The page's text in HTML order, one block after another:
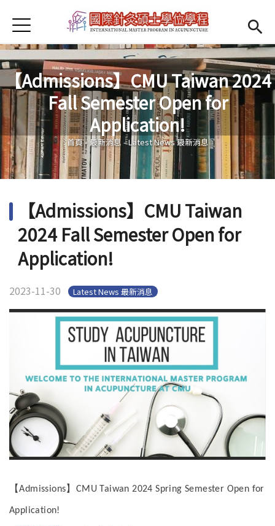
首頁
Open submenu (About us)
About us
News
Open submenu (Faculty)
Faculty
Open submenu (Student Information)
Student Information
Open submenu (Scholarship)
Scholarship
Regulations(link is external)
Jump to Navigation
Jump to Main content
【Admissions】CMU Taiwan 2024
Fall Semester Open for
Application!
您在這裡
首頁-最新消息-Latest News 最新消息
【Admissions】CMU Taiwan
2024 Fall Semester Open for
Application!
2023-11-30 Latest News 最新消息
【Admissions】 CMU Taiwan 2024 Spring Semester Open for
Application!